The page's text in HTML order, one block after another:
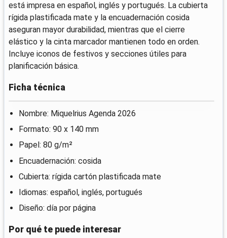
está impresa en español, inglés y portugués. La cubierta
rígida plastificada mate y la encuadernación cosida
aseguran mayor durabilidad, mientras que el cierre
elástico y la cinta marcador mantienen todo en orden.
Incluye iconos de festivos y secciones útiles para
planificación básica.
Ficha técnica
Nombre: Miquelrius Agenda 2026
Formato: 90 x 140 mm
Papel: 80 g/m²
Encuadernación: cosida
Cubierta: rígida cartón plastificada mate
Idiomas: español, inglés, portugués
Diseño: día por página
Por qué te puede interesar